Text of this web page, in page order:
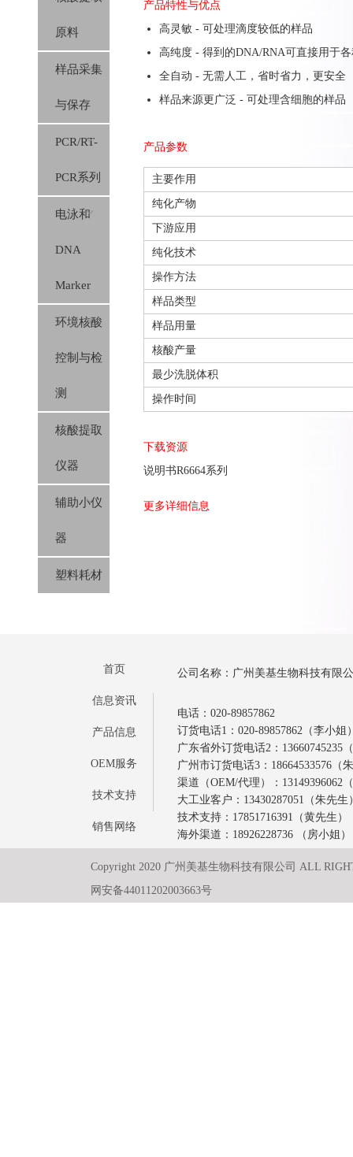
原料
样品采集
与保存
PCR/RT-
PCR系列
电泳和
DNA
Marker
环境核酸
控制与检
测
核酸提取
仪器
辅助小仪
器
塑料耗材
产品特性与优点
高灵敏 - 可处理滴度较低的样品
高纯度 - 得到的DNA/RNA可直接用于
全自动 - 无需人工，省时省力，更安全
样品来源更广泛 - 可处理含细胞的样品
产品参数
主要作用
纯化产物
下游应用
纯化技术
操作方法
样品类型
样品用量
核酸产量
最少洗脱体积
操作时间
下载资源
说明书R6664系列
更多详细信息
首页
信息资讯
产品信息
OEM服务
技术支持
销售网络
公司名称：广州美基生物科技有限
电话：020-89857862
订货电话1：020-89857862（李小姐
广东省外订货电话2：13660745235
广州市订货电话3：18664533576（
渠道（OEM/代理）：13149396062
大工业客户：13430287051（朱先生
技术支持：17851716391（黄先生）
海外渠道：18926228736 （房小姐）
Copyright 2020 广州美基生物科技有限公司 ALL
网安备44011202003663号